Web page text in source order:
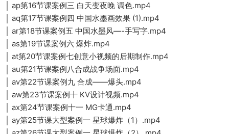
│ ap第16节课案例三 白天变夜晚 调色.mp4
│ aq第17节课案例四 中国水墨画效果 (1).mp4
│ ar第18节课案例五 中国水墨风—-手写字.mp4
│ as第19节课案例六 爆炸.mp4
│ at第20节课案例七创意小视频的后期制作.mp4
│ au第21节课案例八合成战争场面.mp4
│ av第22节课案例九 合成——爆头.mp4
│ aw第23节课案例十 KV设计视频.mp4
│ ax第24节课案例十一 MG卡通.mp4
│ ay第25节课大型案例一 星球爆炸（1）.mp4